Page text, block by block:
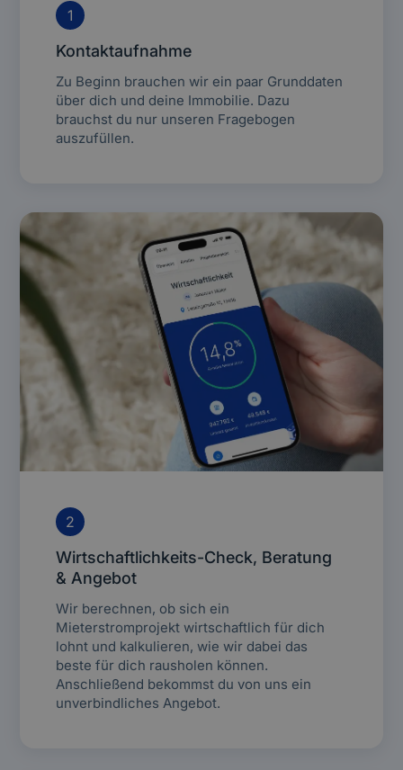
1
Kontaktaufnahme
Zu Beginn brauchen wir ein paar Grunddaten
über dich und deine Immobilie. Dazu
brauchst du nur unseren Fragebogen
auszufüllen.
2
Wirtschaftlichkeits-Check, Beratung
& Angebot
Wir berechnen, ob sich ein
Mieterstromprojekt wirtschaftlich für dich
lohnt und kalkulieren, wie wir dabei das
beste für dich rausholen können.
Anschließend bekommst du von uns ein
unverbindliches Angebot.